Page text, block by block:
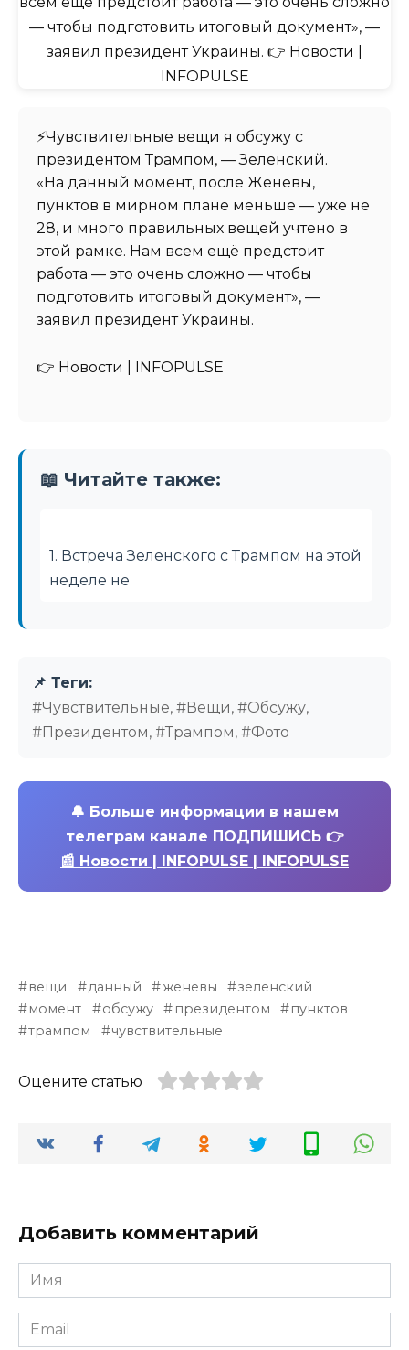
⚡️Чувствительные вещи я обсужу с
президентом Трампом, — Зеленский.
«На данный момент, после Женевы,
пунктов в мирном плане меньше — уже не
28, и много правильных вещей учтено в
этой рамке. Нам всем ещё предстоит
работа — это очень сложно — чтобы
подготовить итоговый документ», —
заявил президент Украины.
👉 Новости | INFOPULSE⁩
📖 Читайте также:
1. Встреча Зеленского с Трампом на этой
неделе не
📌 Теги:
#Чувствительные, #Вещи, #Обсужу,
#Президентом, #Трампом, #Фото
🔔 Больше информации в нашем
телеграм канале ПОДПИШИСЬ 👉
📰 Новости | INFOPULSE | INFOPULSE
вещи данный женевы
зеленский
момент
обсужу президентом
пунктов
трампом
чувствительные
Оцените статью
Добавить комментарий
Имя
*
Email
*